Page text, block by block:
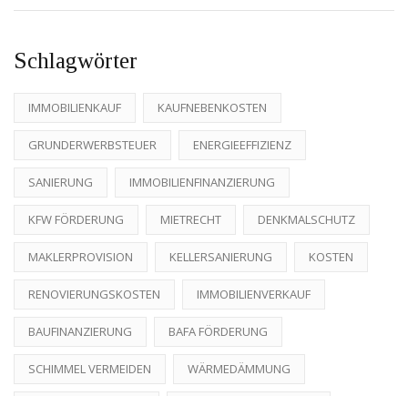
Schlagwörter
IMMOBILIENKAUF KAUFNEBENKOSTEN
GRUNDERWERBSTEUER ENERGIEEFFIZIENZ
SANIERUNG IMMOBILIENFINANZIERUNG
KFW FÖRDERUNG MIETRECHT DENKMALSCHUTZ
MAKLERPROVISION KELLERSANIERUNG KOSTEN
RENOVIERUNGSKOSTEN IMMOBILIENVERKAUF
BAUFINANZIERUNG BAFA FÖRDERUNG
SCHIMMEL VERMEIDEN WÄRMEDÄMMUNG